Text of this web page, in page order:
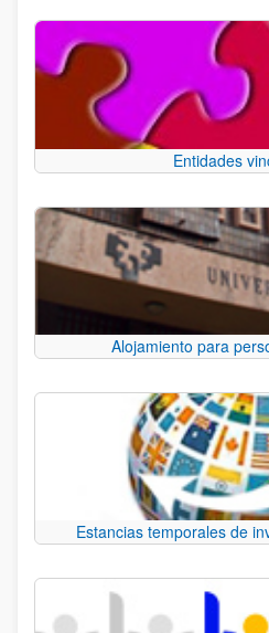
Entidades
Alojamiento para
Estancias temporales de